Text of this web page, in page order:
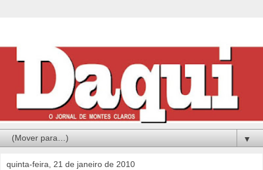
▼
quinta-feira, 21 de janeiro de 2010